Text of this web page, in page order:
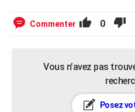
Commenter 0
Vous n’avez pas
Posez